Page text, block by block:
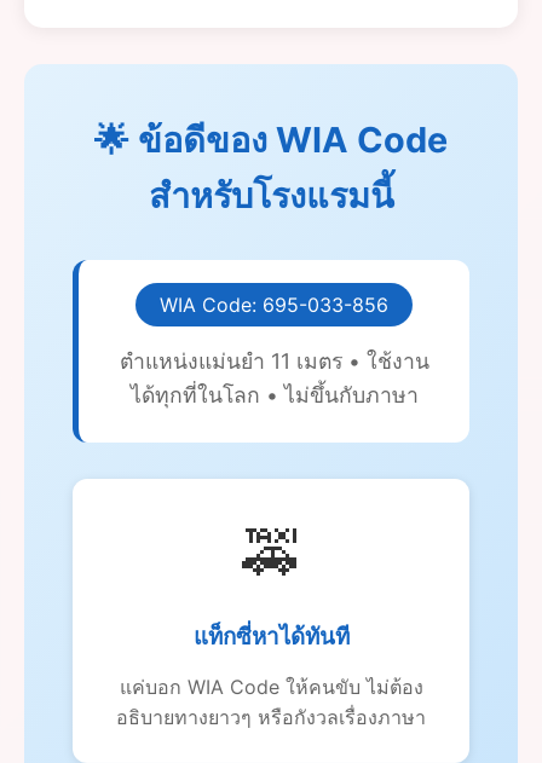
🌟 ข้อดีของ WIA Code
สำหรับโรงแรมนี้
WIA Code: 695-033-856
ตำแหน่งแม่นยำ 11 เมตร • ใช้งาน
ได้ทุกที่ในโลก • ไม่ขึ้นกับภาษา
🚕
แท็กซี่หาได้ทันที
แค่บอก WIA Code ให้คนขับ ไม่ต้อง
อธิบายทางยาวๆ หรือกังวลเรื่องภาษา